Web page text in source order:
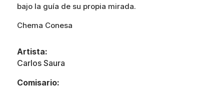
bajo la guía de su propia mirada.
Chema Conesa
Artista:
Carlos Saura
Comisario: